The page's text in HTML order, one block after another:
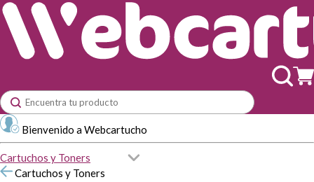
Bienvenido a Webcartucho
Cartuchos y Toners
Cartuchos y Toners